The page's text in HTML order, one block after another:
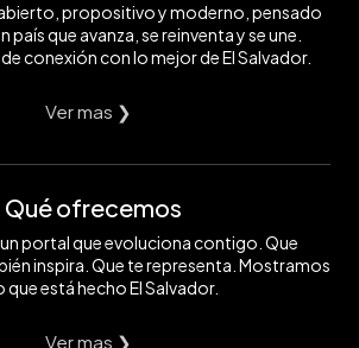
propositivo y moderno, pensado
país que avanza, se reinventa y se une.
conexión con lo mejor de El Salvador.
Ver mas ❯
Qué ofrecemos
portal que evoluciona contigo. Que
inspira. Que te representa. Mostramos
que está hecho El Salvador.
Ver mas ❯